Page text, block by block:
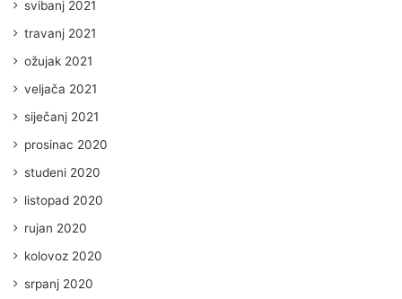
svibanj 2021
travanj 2021
ožujak 2021
veljača 2021
siječanj 2021
prosinac 2020
studeni 2020
listopad 2020
rujan 2020
kolovoz 2020
srpanj 2020